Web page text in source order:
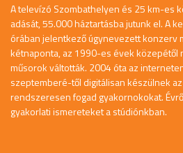
A televízó Szombathelyen és 25 km-es
adását, 55.000 háztartásba jutunk el. A
órában jelentkező úgynevezett konzerv
kétnaponta, az 1990-es évek közepétől
műsorok váltották. 2004 óta az
szeptemberé-től digitálisan készülnek
rendszeresen fogad gyakornokokat.
gyakorlati ismereteket a stúdiónkban.